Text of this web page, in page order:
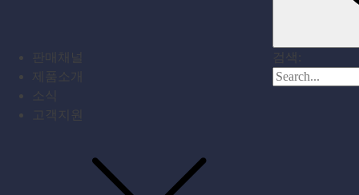
판매채널
제품소개
소식
고객지원
검색: